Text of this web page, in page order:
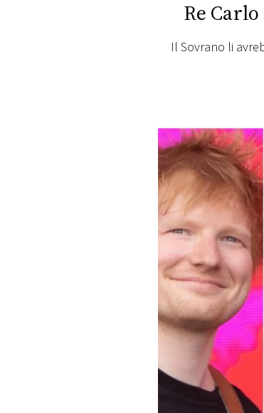
RADIO
WEB
NEWS
FOTO
CONCORSI
EVENTI
VIDEO
TV
PRINCIPATO
Re
Il Sovrano li